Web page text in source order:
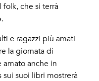
folk, che si terrà
.
e ragazzi più amati
la giornata di
amato anche in
sui suoi libri mostrerà